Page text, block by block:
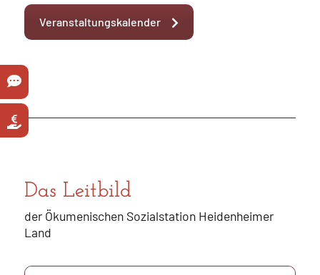
Veranstaltungskalender
Das Leitbild
der Ökumenischen Sozialstation Heidenheimer
Land